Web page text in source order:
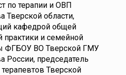
по терапии и ОВП
Тверской области,
кафедрой общей
практики и семейной
ФГБОУ ВО Тверской ГМУ
России, председатель
Тверской